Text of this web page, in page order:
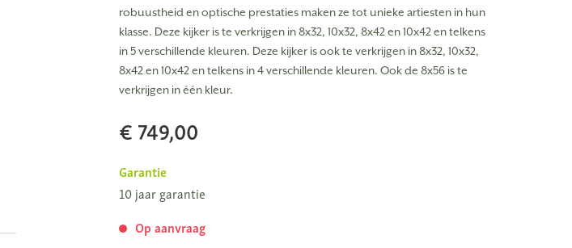
robuustheid en optische prestaties maken ze tot unieke artiesten in hun
klasse. Deze kijker is te verkrijgen in 8x32, 10x32, 8x42 en 10x42 en telkens
in 5 verschillende kleuren. Deze kijker is ook te verkrijgen in 8x32, 10x32,
8x42 en 10x42 en telkens in 4 verschillende kleuren. Ook de 8x56 is te
verkrijgen in één kleur.
€ 749,00
Garantie
10 jaar garantie
Op aanvraag